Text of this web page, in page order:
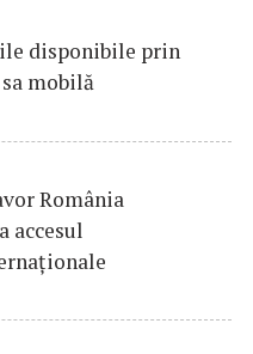
disponibile prin
mobilă
România
accesul